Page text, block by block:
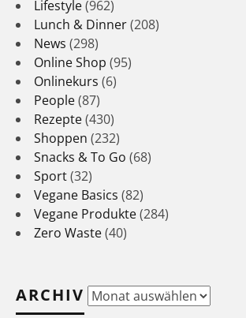
Lifestyle(962)
Lunch & Dinner(208)
News (298)
Online Shop (95)
Onlinekurs (6)
People(87)
Rezepte(430)
Shoppen (232)
Snacks & To Go (68)
Sport(32)
Vegane Basics (82)
Vegane Produkte(284)
Zero Waste(40)
ARCHIV Archiv